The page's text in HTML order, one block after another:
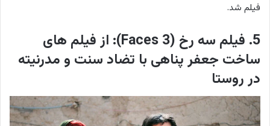
فیلم شد.
5. فیلم سه رخ (3 Faces): از فیلم های
ساخت جعفر پناهی با تضاد سنت و مدرنیته
در روستا